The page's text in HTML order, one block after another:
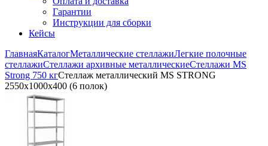
Гарантии
Инструкции для сборки
Кейсы
ГлавнаяКаталогМеталлические стеллажиЛегкие полочные
стеллажиСтеллажи архивные металлическиеСтеллажи MS
Strong 750 кгСтеллаж металлический MS STRONG
2550x1000x400 (6 полок)